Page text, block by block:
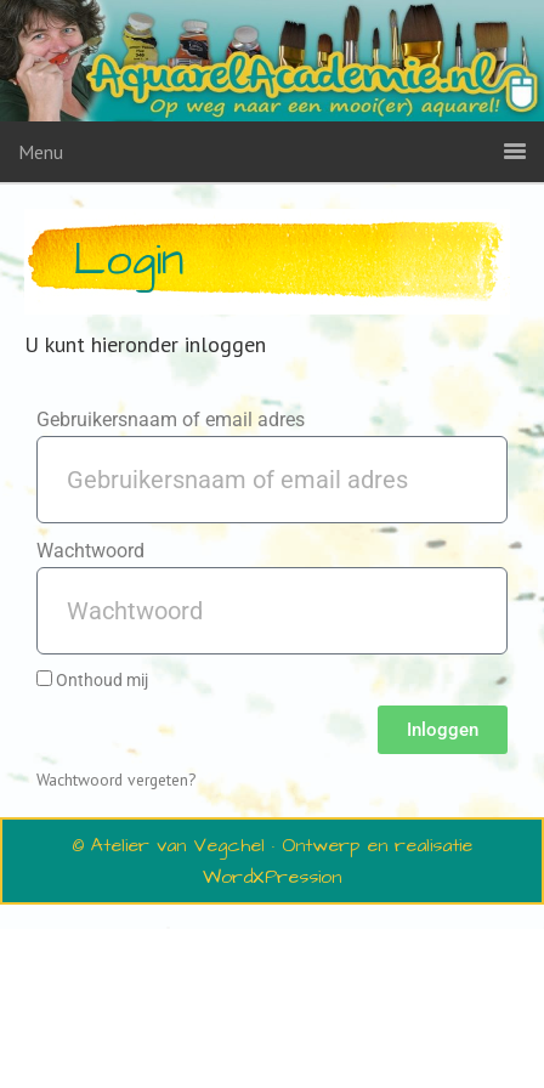
Menu
Login
U kunt hieronder inloggen
Gebruikersnaam of email adres
Wachtwoord
Onthoud mij
Inloggen
Wachtwoord vergeten?
© Atelier van Vegchel · Ontwerp en realisatie
WordXPression